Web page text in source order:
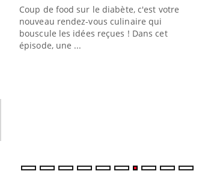
Coup de food sur le diabète, c'est votre
nouveau rendez-vous culinaire qui
bouscule les idées reçues ! Dans cet
épisode, une ...
"Les rendez-vous de la santé et de la
qualité de vie au travail" de Pourquoi
Docteur reçoivent Régis Blugeon, DRH et